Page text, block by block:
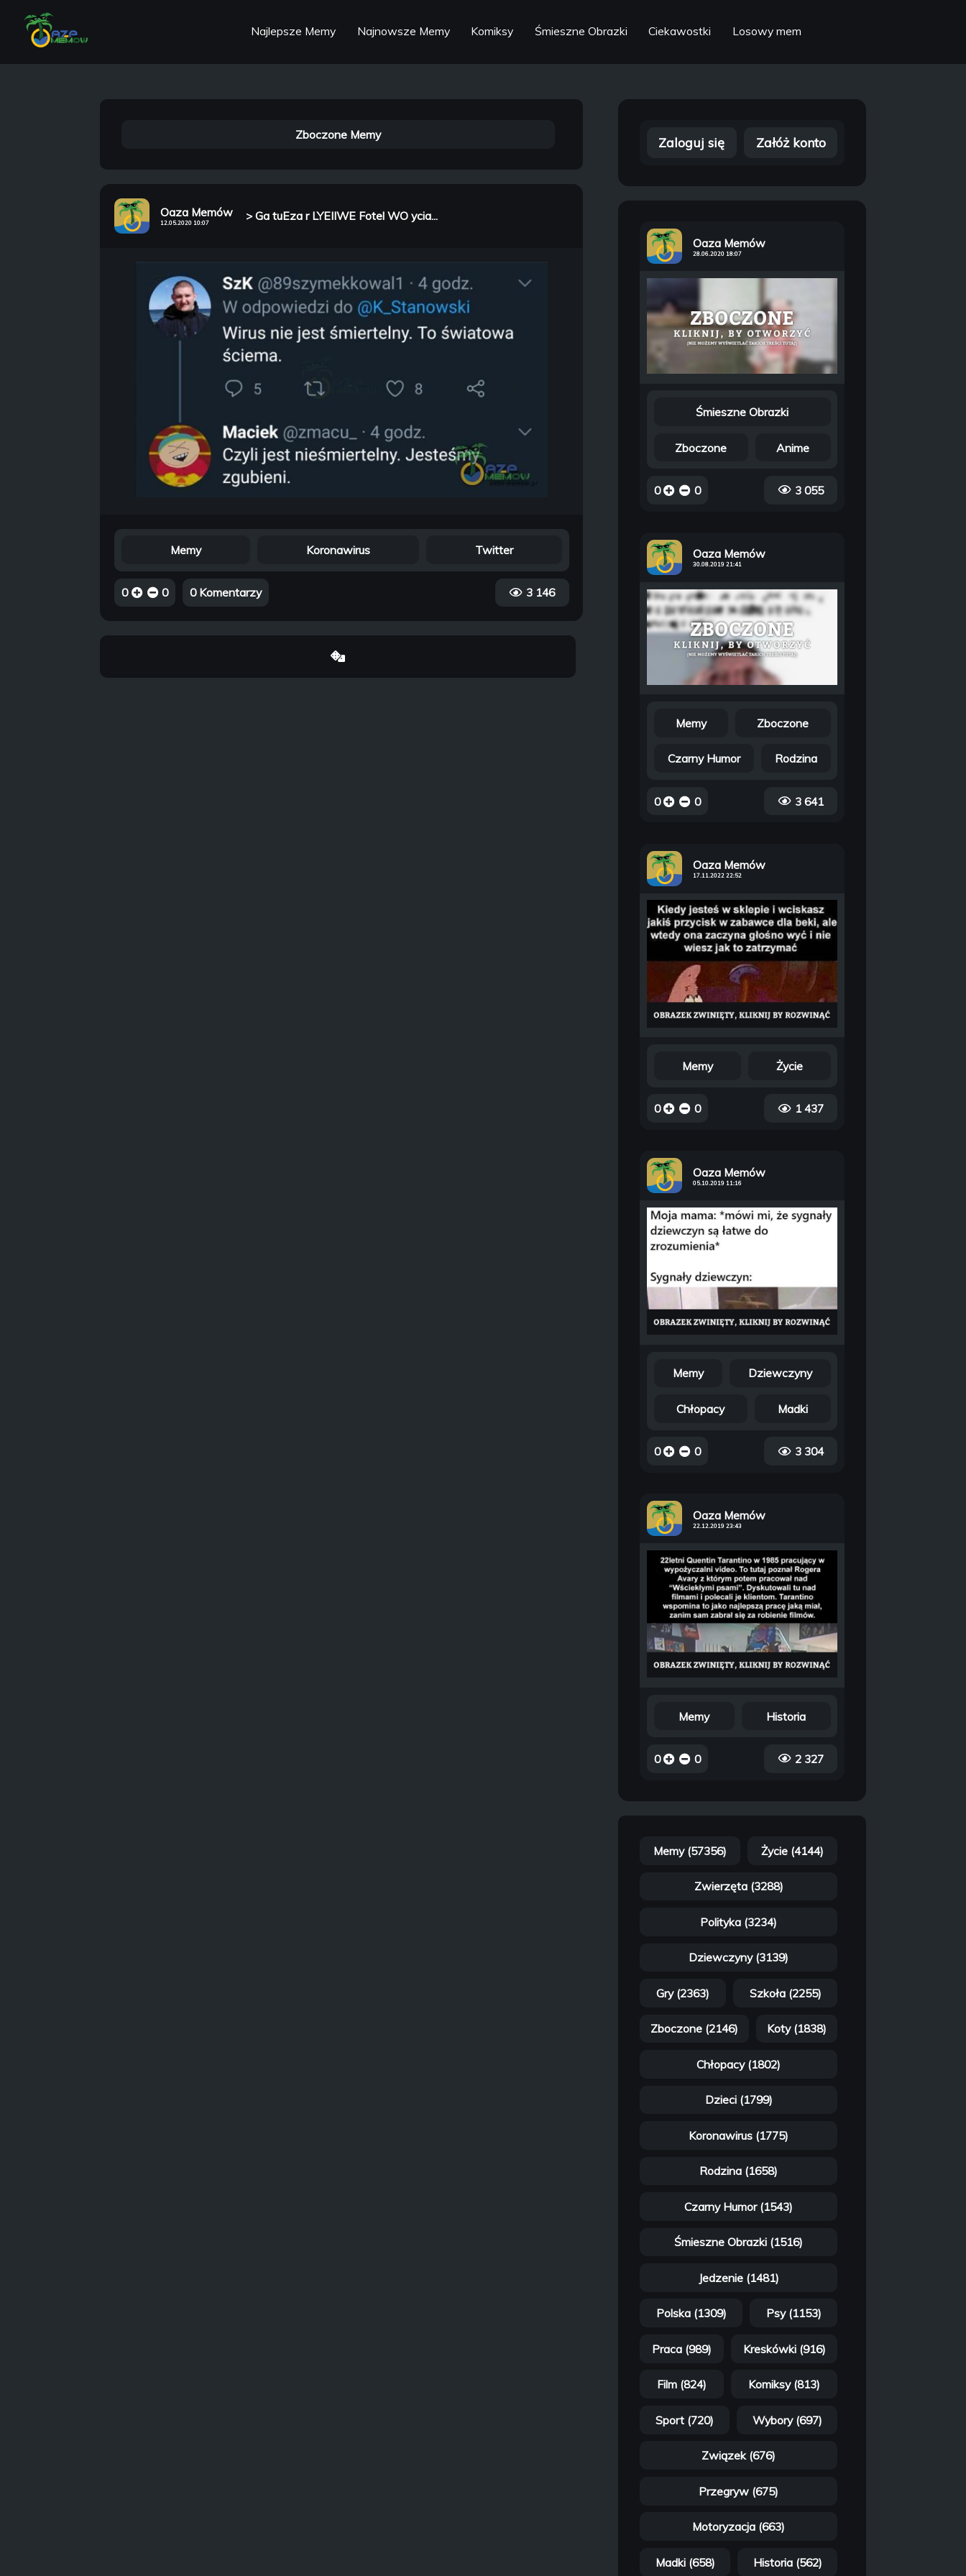
Najlepsze Memy Najnowsze Memy Komiksy Śmieszne Obrazki Ciekawostki Losowy mem
Zboczone Memy
Oaza Memów
12.05.2020 10:07 > Ga tuEza r LYEIIWE Fotel WO ycia...
Memy Koronawirus Twitter
0 0 0 Komentarzy 3 146
Zaloguj się Załóż konto
Oaza Memów
28.06.2020 18:07
Śmieszne Obrazki
Zboczone Anime
0 0 3 055
Oaza Memów
30.08.2019 21:41
Memy Zboczone
Czarny Humor Rodzina
0 0 3 641
Oaza Memów
17.11.2022 22:52
Memy Życie
0 0 1 437
Oaza Memów
05.10.2019 11:16
Memy Dziewczyny
Chłopacy Madki
0 0 3 304
Oaza Memów
22.12.2019 23:43
Memy Historia
0 0 2 327
Memy (57356) Życie (4144)
Zwierzęta (3288)
Polityka (3234)
Dziewczyny (3139)
Gry (2363) Szkoła (2255)
Zboczone (2146) Koty (1838)
Chłopacy (1802)
Dzieci (1799)
Koronawirus (1775)
Rodzina (1658)
Czarny Humor (1543)
Śmieszne Obrazki (1516)
Jedzenie (1481)
Polska (1309) Psy (1153)
Praca (989) Kreskówki (916)
Film (824) Komiksy (813)
Sport (720) Wybory (697)
Związek (676)
Przegryw (675)
Motoryzacja (663)
Madki (658) Historia (562)